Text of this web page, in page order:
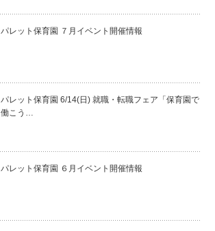
パレット保育園 ７月イベント開催情報
パレット保育園 6/14(日) 就職・転職フェア「保育園で
働こう…
パレット保育園 ６月イベント開催情報